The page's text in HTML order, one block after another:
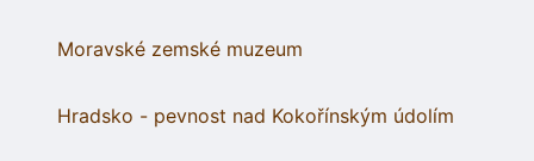
Moravské zemské muzeum
Hradsko - pevnost nad Kokořínským údolím